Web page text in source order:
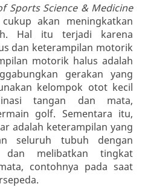
Sports Science & Medicine
akan meningkatkan
Hal itu terjadi karena
dan keterampilan motorik
motorik halus adalah
gerakan yang
kelompok otot kecil
tangan dan mata,
golf. Sementara itu,
adalah keterampilan yang
seluruh tubuh dengan
melibatkan tingkat
contohnya pada saat